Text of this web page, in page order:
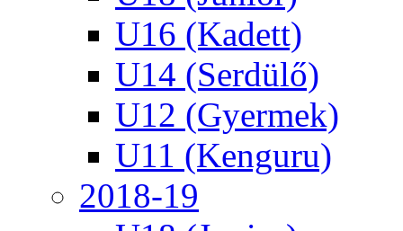
U16 (Kadett)
U14 (Serdülő)
U12 (Gyermek)
U11 (Kenguru)
2018-19